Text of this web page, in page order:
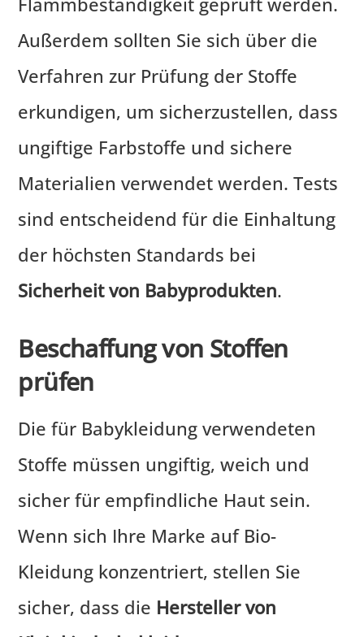
Außerdem sollten Sie sich über die
Verfahren zur Prüfung der Stoffe
erkundigen, um sicherzustellen, dass
ungiftige Farbstoffe und sichere
Materialien verwendet werden. Tests
sind entscheidend für die Einhaltung
der höchsten Standards bei
Sicherheit von Babyprodukten.
Beschaffung von Stoffen
prüfen
Die für Babykleidung verwendeten
Stoffe müssen ungiftig, weich und
sicher für empfindliche Haut sein.
Wenn sich Ihre Marke auf Bio-
Kleidung konzentriert, stellen Sie
sicher, dass die Hersteller von